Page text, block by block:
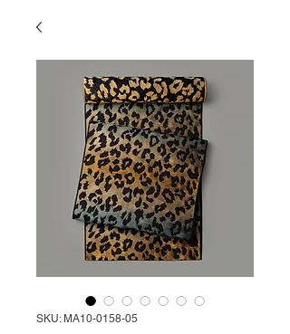
SKU: MA10-0158-05